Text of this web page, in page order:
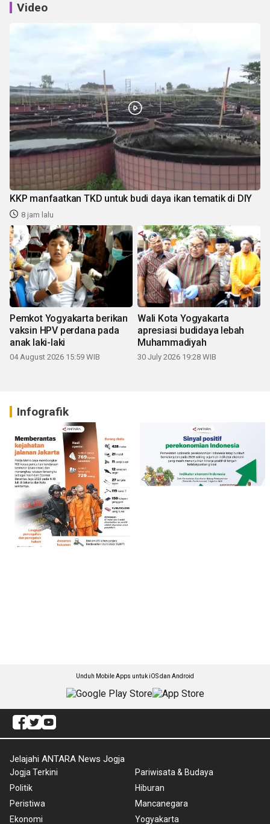
Video
KKP manfaatkan TKD untuk budi daya ikan tematik di DIY
8 jam lalu
Pemkot Yogyakarta berikan
vaksin HPV perdana pada
anak laki-laki
04 August 2026 15:59 WIB
Wali Kota Yogyakarta
apresiasi budidaya lebah
Muhammadiyah
30 July 2026 19:28 WIB
Infografik
Unduh Mobile Apps untuk iOS dan Android
Jelajahi ANTARA News Jogja
Jogja Terkini
Politik
Peristiwa
Ekonomi
Pariwisata & Budaya
Hiburan
Mancanegara
Yogyakarta